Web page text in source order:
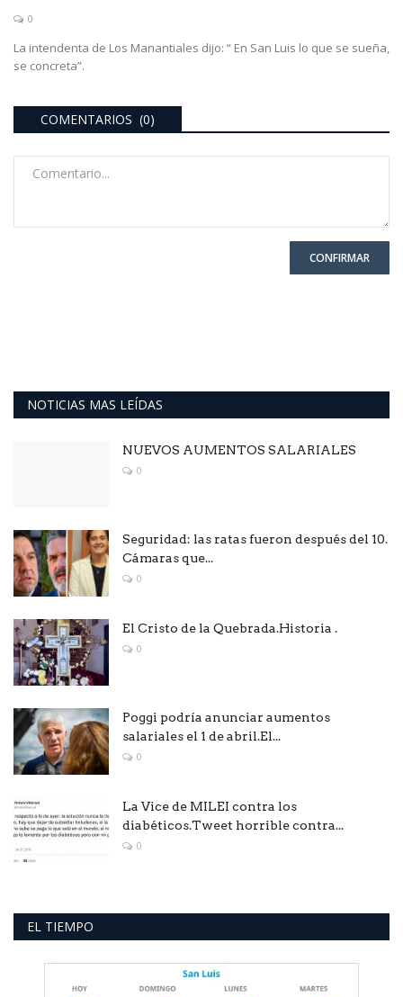
0
La intendenta de Los Manantiales dijo: “ En San Luis lo que se sueña,
se concreta”.
COMENTARIOS (0)
CONFIRMAR
NOTICIAS MAS LEÍDAS
NUEVOS AUMENTOS SALARIALES
0
Seguridad: las ratas fueron después del 10.
Cámaras que...
0
El Cristo de la Quebrada.Historia .
0
Poggi podría anunciar aumentos
salariales el 1 de abril.El...
0
La Vice de MILEI contra los
diabéticos.Tweet horrible contra...
0
EL TIEMPO